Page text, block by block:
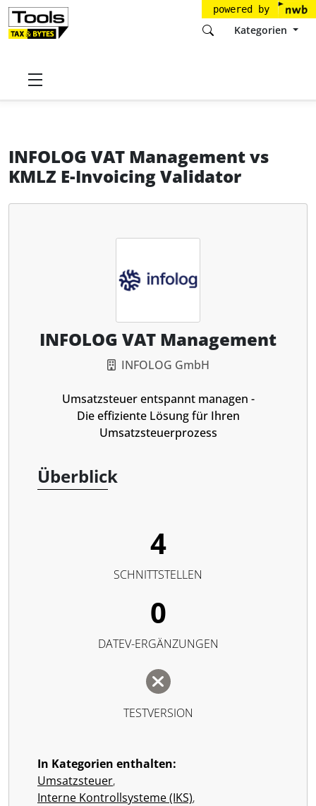
powered by
Kategorien
Startseite
INFOLOG VAT Managementvs
KMLZ E-Invoicing Validator
INFOLOG VAT Management
INFOLOG GmbH
Umsatzsteuer entspannt managen -
Die effiziente Lösung für Ihren
Umsatzsteuerprozess
Überblick
4
SCHNITTSTELLEN
0
DATEV-ERGÄNZUNGEN
TESTVERSION
In Kategorien enthalten:
Umsatzsteuer,
Interne Kontrollsysteme (IKS),